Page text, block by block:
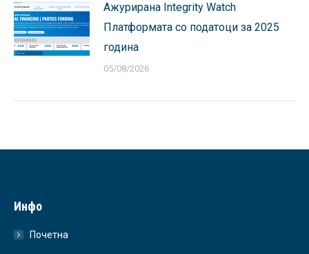
Ажурирана Integrity Watch
Платформата со податоци за 2025
година
05/08/2026
Инфо
Почетна